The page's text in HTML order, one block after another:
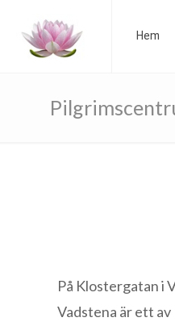
Hem
På Klostergatan i
Vadstena är ett